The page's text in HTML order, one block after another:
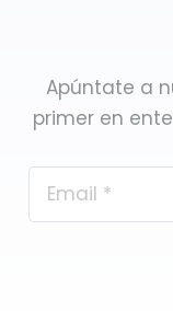
Apúntate a
primer en